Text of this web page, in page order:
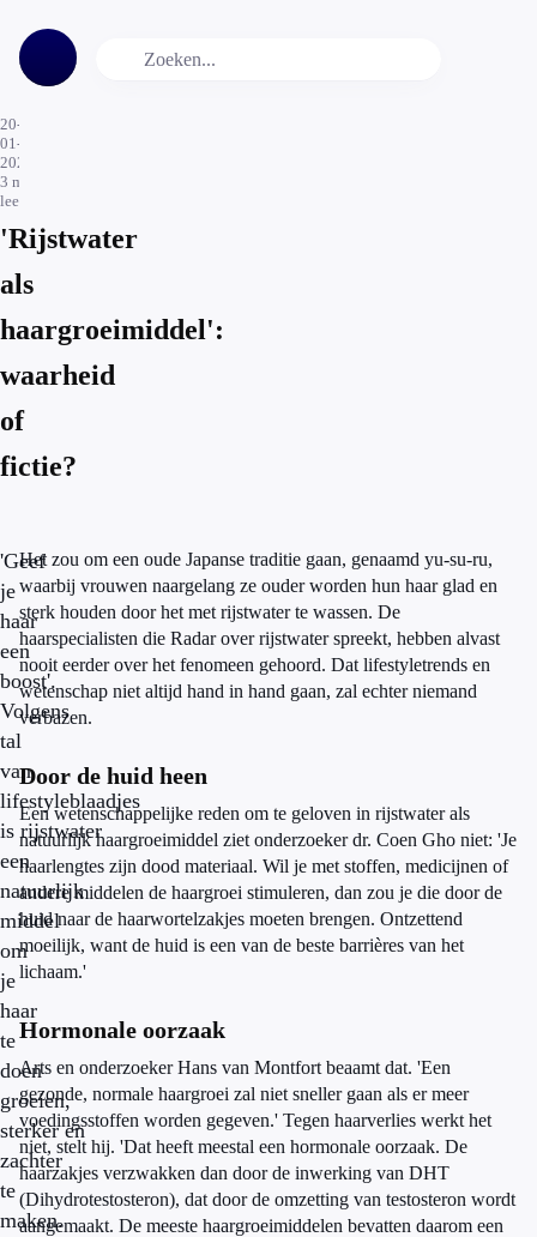
20-
01-
2021
3 min.
leestijd
'Rijstwater
als
haargroeimiddel':
waarheid
of
fictie?
'Geef
je
haar
een
boost'.
Volgens
tal
van
lifestyleblaadjes
is rijstwater
een
natuurlijk
middel
om
je
haar
te
doen
groeien,
sterker en
zachter
te
maken.
Het zou om een oude Japanse traditie gaan, genaamd yu-su-ru,
waarbij vrouwen naargelang ze ouder worden hun haar glad en
sterk houden door het met rijstwater te wassen. De
haarspecialisten die Radar over rijstwater spreekt, hebben alvast
nooit eerder over het fenomeen gehoord. Dat lifestyletrends en
wetenschap niet altijd hand in hand gaan, zal echter niemand
verbazen.
Door de huid heen
Een wetenschappelijke reden om te geloven in rijstwater als
natuurlijk haargroeimiddel ziet onderzoeker dr. Coen Gho niet: 'Je
haarlengtes zijn dood materiaal. Wil je met stoffen, medicijnen of
andere middelen de haargroei stimuleren, dan zou je die door de
huid naar de haarwortelzakjes moeten brengen. Ontzettend
moeilijk, want de huid is een van de beste barrières van het
lichaam.'
Hormonale oorzaak
Arts en onderzoeker Hans van Montfort beaamt dat. 'Een
gezonde, normale haargroei zal niet sneller gaan als er meer
voedingsstoffen worden gegeven.' Tegen haarverlies werkt het
niet, stelt hij. 'Dat heeft meestal een hormonale oorzaak. De
haarzakjes verzwakken dan door de inwerking van DHT
(Dihydrotestosteron), dat door de omzetting van testosteron wordt
aangemaakt. De meeste haargroeimiddelen bevatten daarom een